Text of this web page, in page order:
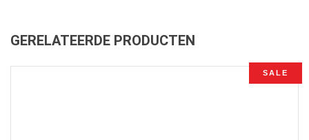
GERELATEERDE PRODUCTEN
SALE